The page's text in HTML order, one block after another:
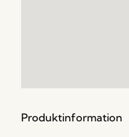
Produktinformation